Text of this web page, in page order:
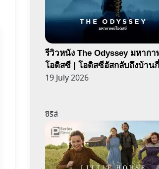
รีวิวหนัง The Odyssey มหากา
โอดิสซี | โอดิสซีอัสกลับถึงบ้าน
19 July 2026
ซีรีส์